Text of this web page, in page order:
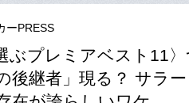
ーPRESS
ぶプレミアベスト11
後継者」現る？ サラ